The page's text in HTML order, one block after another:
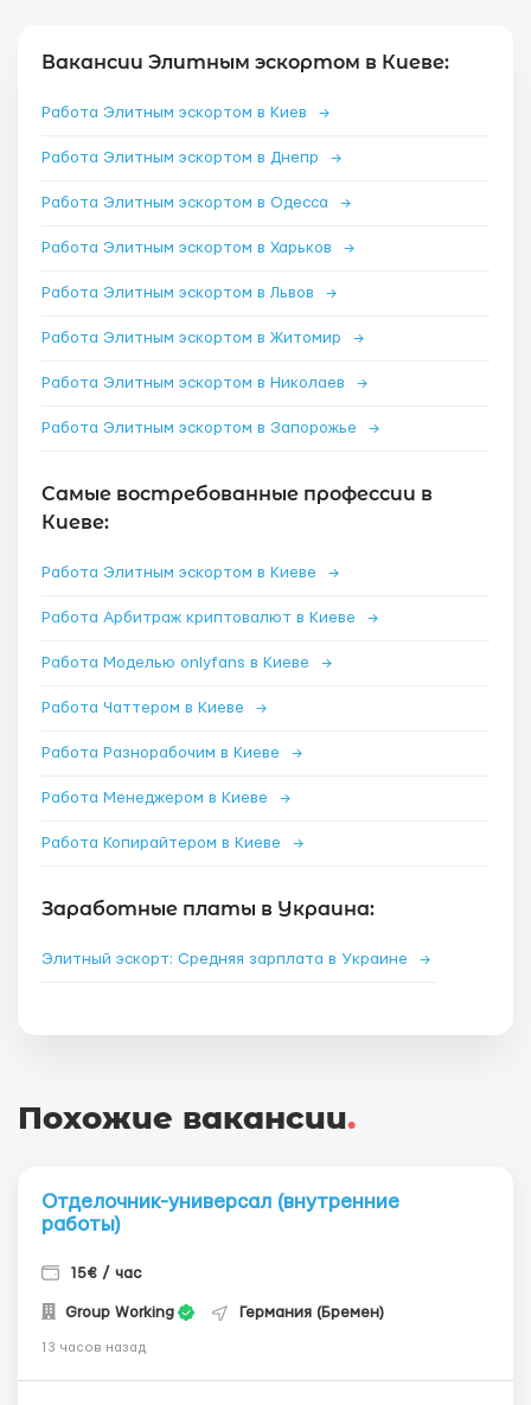
Вакансии Элитным эскортом в Киеве:
Работа Элитным эскортом в Киев →
Работа Элитным эскортом в Днепр →
Работа Элитным эскортом в Одесса →
Работа Элитным эскортом в Харьков →
Работа Элитным эскортом в Львов →
Работа Элитным эскортом в Житомир →
Работа Элитным эскортом в Николаев →
Работа Элитным эскортом в Запорожье →
Самые востребованные профессии в
Киеве:
Работа Элитным эскортом в Киеве →
Работа Арбитраж криптовалют в Киеве →
Работа Моделью onlyfans в Киеве →
Работа Чаттером в Киеве →
Работа Разнорабочим в Киеве →
Работа Менеджером в Киеве →
Работа Копирайтером в Киеве →
Заработные платы в Украина:
Элитный эскорт: Средняя зарплата в Украине →
Похожие вакансии.
Отделочник-универсал (внутренние
работы)
15€ / час
Group Working Германия (Бремен)
13 часов назад